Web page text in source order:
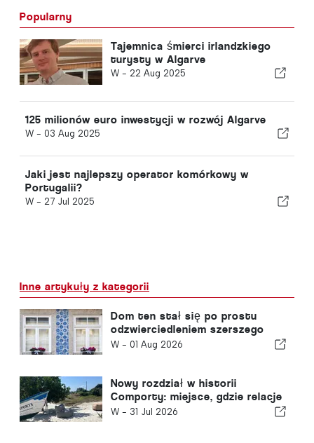
Popularny
Tajemnica śmierci irlandzkiego
turysty w Algarve
W - 22 Aug 2025
125 milionów euro inwestycji w rozwój Algarve
W - 03 Aug 2025
Jaki jest najlepszy operator komórkowy w
Portugalii?
W - 27 Jul 2025
Inne artykuły z kategorii
Dom ten stał się po prostu
odzwierciedleniem szerszego
problemu w Portugalii
W - 01 Aug 2026
Nowy rozdział w historii
Comporty: miejsce, gdzie relacje
tworzą niezwykłe możliwości
W - 31 Jul 2026